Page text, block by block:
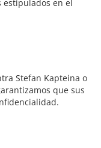
estipulados en el
Stefan Kapteina o
que sus